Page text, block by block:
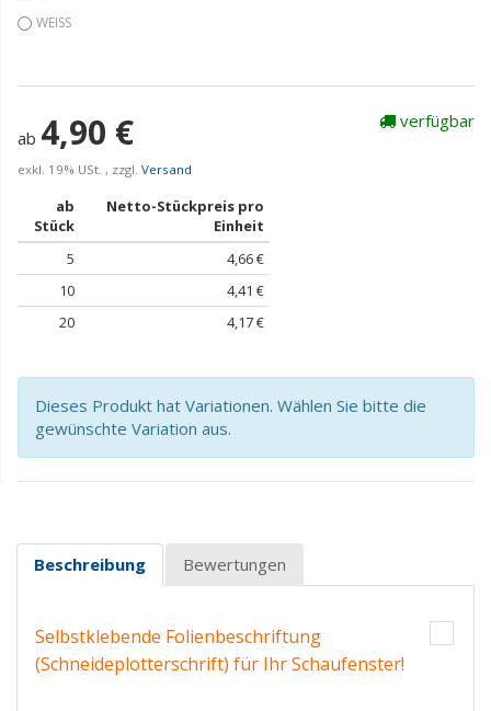
WEISS
ab 4,90 €
exkl. 19% USt. , zzgl. Versand
ab
Stück
Netto-Stückpreis pro
Einheit
5
4,66 €
10
4,41 €
20
4,17 €
verfügbar
Dieses Produkt hat Variationen. Wählen Sie bitte die
gewünschte Variation aus.
Beschreibung Bewertungen
Selbstklebende Folienbeschriftung
(Schneideplotterschrift) für Ihr Schaufenster!